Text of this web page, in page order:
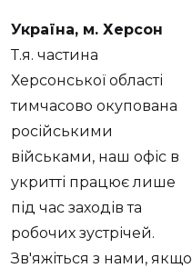
Україна, м. Херсон
Т.я. частина
Херсонської області
тимчасово окупована
російськими
військами, наш офіс в
укритті працює лише
під час заходів та
робочих зустрічей.
Зв'яжіться з нами, якщо